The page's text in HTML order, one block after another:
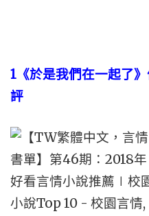
1 《於是我們在一起了
評